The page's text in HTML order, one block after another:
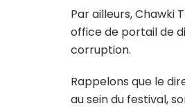
Par ailleurs, Chawki
office de portail de
corruption.
Rappelons que le
au sein du festival,